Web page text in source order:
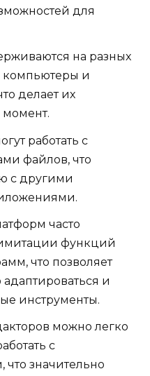
для
на разных
компьютеры и
делает их
работать с
файлов, что
с другими
часто
функций
что позволяет
и
инструменты.
можно легко
с
значительно